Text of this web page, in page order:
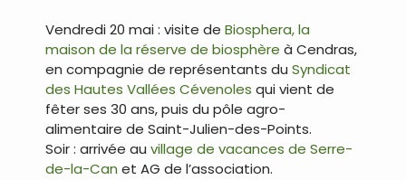
Vendredi 20 mai : visite de Biosphera, la
maison de la réserve de biosphère à Cendras,
en compagnie de représentants du Syndicat
des Hautes Vallées Cévenoles qui vient de
fêter ses 30 ans, puis du pôle agro-
alimentaire de Saint-Julien-des-Points.
Soir : arrivée au village de vacances de Serre-
de-la-Can et AG de l’association.